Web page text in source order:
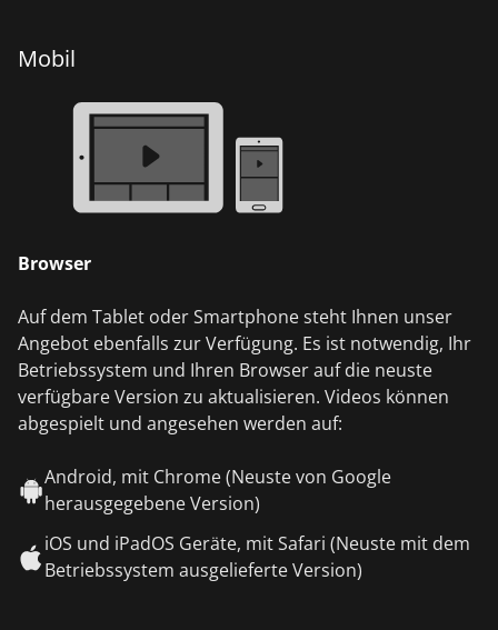
Mobil
Browser
Auf dem Tablet oder Smartphone steht Ihnen unser
Angebot ebenfalls zur Verfügung. Es ist notwendig, Ihr
Betriebssystem und Ihren Browser auf die neuste
verfügbare Version zu aktualisieren. Videos können
abgespielt und angesehen werden auf:
Android, mit Chrome (Neuste von Google
herausgegebene Version)
iOS und iPadOS Geräte, mit Safari (Neuste mit dem
Betriebssystem ausgelieferte Version)